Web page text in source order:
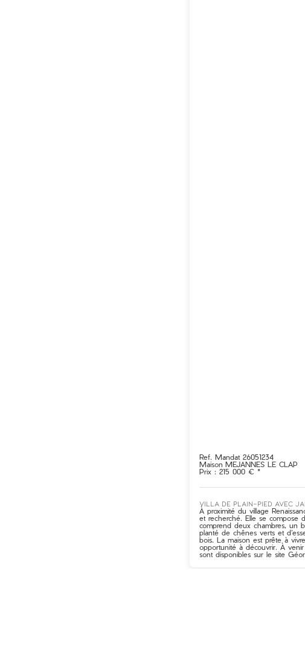
Ref. Mandat 26051234
Maison MEJANNES LE CLAP
Prix : 215 000 € *
Villa de plain-pied avec
À proximité du village
et recherché. Elle se compose
comprend deux chambres, un
planté de chênes verts et
bois. La maison est prête à
opportunité à découvrir. À
sont disponibles sur le site